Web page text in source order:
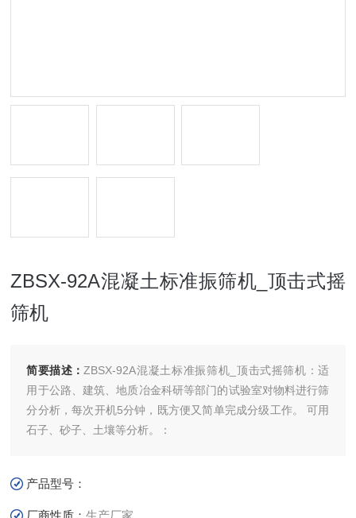
ZBSX-92A混凝土标准振筛机_顶击式摇
筛机
简要描述： ZBSX-92A混凝土标准振筛机_顶击式摇筛机：适
用于公路、建筑、地质冶金科研等部门的试验室对物料进行筛
分分析，每次开机5分钟，既方便又简单完成分级工作。 可用
石子、砂子、土壤等分析。：
产品型号：
厂商性质：生产厂家